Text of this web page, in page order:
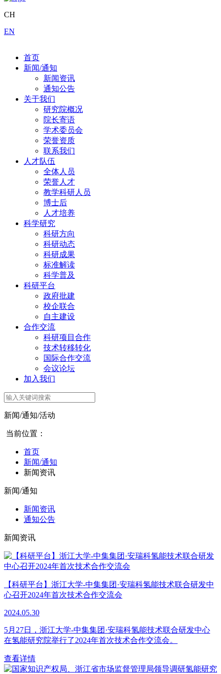
CH
EN
首页
新闻/通知
新闻资讯
通知公告
关于我们
研究院概况
院长寄语
学术委员会
荣誉资质
联系我们
人才队伍
全体人员
荣誉人才
教学科研人员
博士后
人才培养
科学研究
科研方向
科研动态
科研成果
标准解读
科学普及
科研平台
政府批建
校企联合
自主建设
合作交流
科研项目合作
技术转移转化
国际合作交流
会议论坛
加入我们
新闻/通知/活动
当前位置：
首页
新闻/通知
新闻资讯
新闻/通知
新闻资讯
通知公告
新闻资讯
【科研平台】浙江大学-中集集团·安瑞科氢能技术联合研发中
心召开2024年首次技术合作交流会
2024.05.30
5月27日，浙江大学-中集集团·安瑞科氢能技术联合研发中心
在氢能研究院举行了2024年首次技术合作交流会。
查看详情